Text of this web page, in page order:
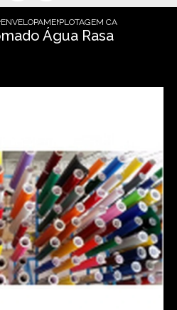
DE CARROS
ENVELOPAMENTO CARRO EM SAO PAULO
PLOTAGEM CARRO
Água Rasa